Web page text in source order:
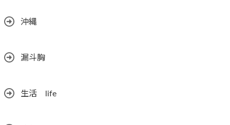
沖縄
漏斗胸
生活 life